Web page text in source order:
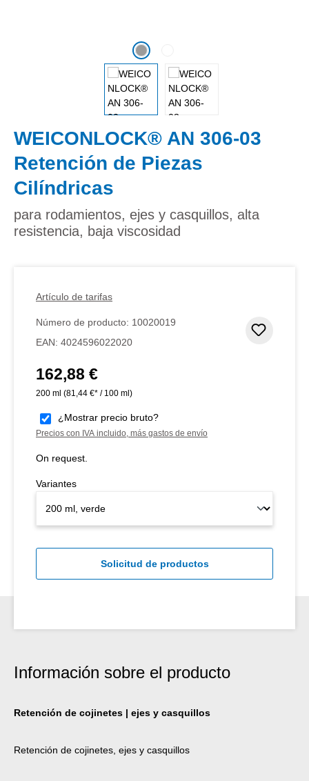
WEICONLOCK® AN 306-03
Retención de Piezas
Cilíndricas
para rodamientos, ejes y casquillos, alta
resistencia, baja viscosidad
Artículo de tarifas
Número de producto: 10020019
EAN: 4024596022020
Precio normal:
162,88 €
200 ml (81,44 €* / 100 ml)
¿Mostrar precio bruto?
Precios con IVA incluido, más gastos de envío
On request.
Variantes
Solicitud de productos
Información sobre el producto
Retención de cojinetes | ejes y casquillos
Retención de cojinetes, ejes y casquillos